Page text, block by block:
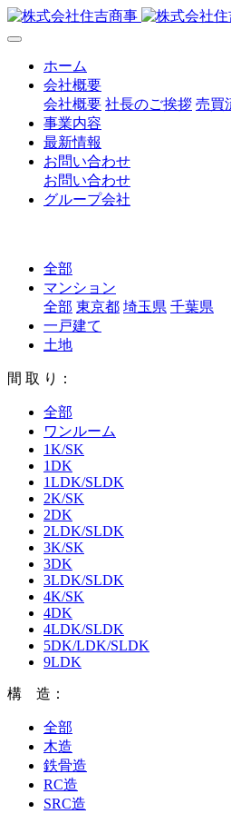
ホーム
会社概要
会社概要 社長のご挨拶 売買
事業内容
最新情報
お問い合わせ
お問い合わせ
グループ会社
全部
マンション
全部 東京都 埼玉県 千葉県
一戸建て
土地
間 取 り：
全部
ワンルーム
1K/SK
1DK
1LDK/SLDK
2K/SK
2DK
2LDK/SLDK
3K/SK
3DK
3LDK/SLDK
4K/SK
4DK
4LDK/SLDK
5DK/LDK/SLDK
9LDK
構 造：
全部
木造
鉄骨造
RC造
SRC造